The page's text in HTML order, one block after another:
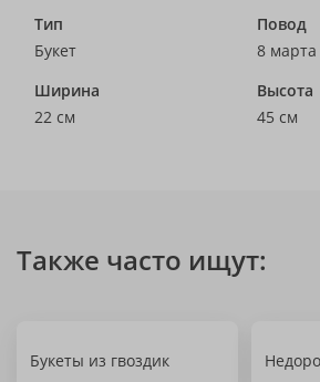
Тип
Букет
Повод
8 марта
Ширина
22 см
Высота
45 см
Также часто ищут:
Букеты из гвоздик